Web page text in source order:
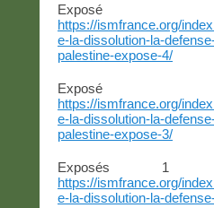
https://ismfrance.org/
e-la-dissolution-la-
palestine-expose-4/
https://ismfrance.org/
e-la-dissolution-la-
palestine-expose-3/
https://ismfrance.org/
e-la-dissolution-la-